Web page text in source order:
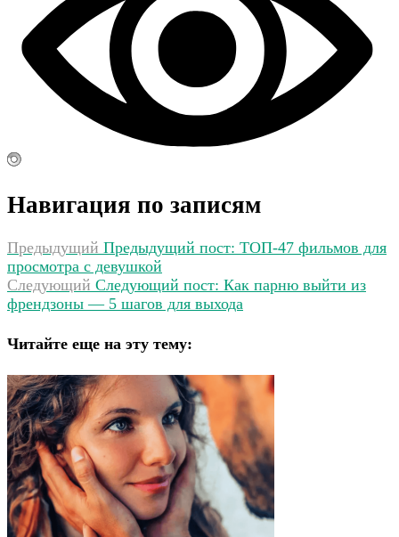
Навигация по записям
Предыдущий Предыдущий пост: ТОП-47 фильмов для
просмотра с девушкой
Следующий Следующий пост: Как парню выйти из
френдзоны — 5 шагов для выхода
Читайте еще на эту тему: